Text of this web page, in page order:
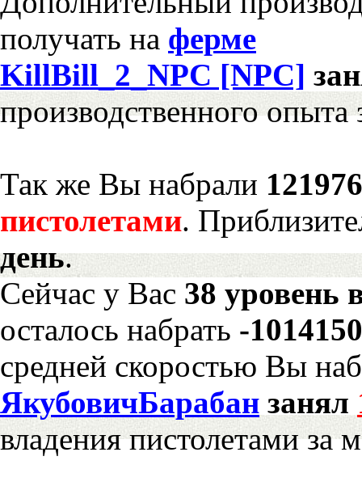
получать на ферме
KillBill_2_NPC [NPC]
производственного опыта
Так же Вы набрали
пистолетами.
день.
Сейчас у Вас 38 уровень
осталось набрать -
средней скоростью Вы
ЯкубовичБарабан занял
владения пистолетами за